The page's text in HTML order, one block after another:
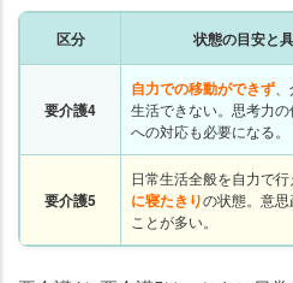
区分 状態の目安と
要介護4
自力での移動ができず
生活できない。思考力
への対応も必要になる。
要介護5
日常生活全般を自力で行
に寝たきりの状態。意
ことが多い。